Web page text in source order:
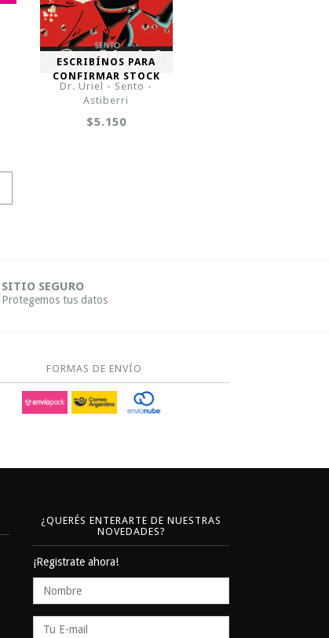
ESCRIBÍNOS PARA
CONFIRMAR STOCK
Dr. Uriel - Sento -
Astiberri
$5.150
SITIO SEGURO
Protegemos tus datos
FORMAS DE ENVÍO
¿QUERÉS ENTERARTE DE NUESTRAS
NOVEDADES?
¡Registrate ahora!